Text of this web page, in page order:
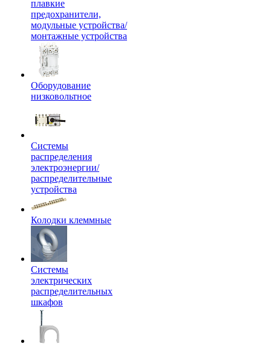
плавкие
предохранители,
модульные устройства/
монтажные устройства
Оборудование
низковольтное
Системы
распределения
электроэнергии/
распределительные
устройства
Колодки клеммные
Системы
электрических
распределительных
шкафов